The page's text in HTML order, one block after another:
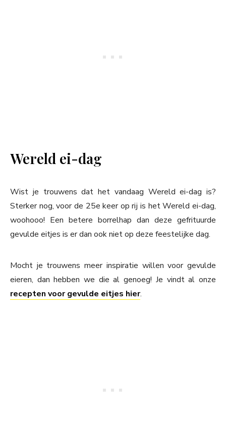
Wereld ei-dag
Wist je trouwens dat het vandaag Wereld ei-dag is?
Sterker nog, voor de 25e keer op rij is het Wereld ei-dag,
woohooo! Een betere borrelhap dan deze gefrituurde
gevulde eitjes is er dan ook niet op deze feestelijke dag.
Mocht je trouwens meer inspiratie willen voor gevulde
eieren, dan hebben we die al genoeg! Je vindt al onze
recepten voor gevulde eitjes hier.